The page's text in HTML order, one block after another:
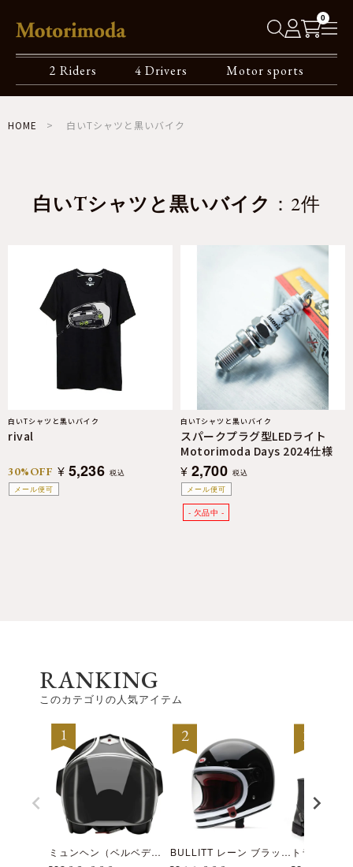
0
2 Riders 4 Drivers Motor sports
HOME 白いTシャツと黒いバイク
白いTシャツと黒いバイク ：2件
メール便可
白いTシャツと黒いバイク
rival
30%OFF ¥ 5,236 税込
メール便可
白いTシャツと黒いバイク
スパークプラグ型LEDライト
Motorimoda Days 2024仕様
¥ 2,700 税込
RANKING
このカテゴリの人気アイテム
ミュンヘン（ベルベデーレ） BULLITT レーン ブラック/ホワイト